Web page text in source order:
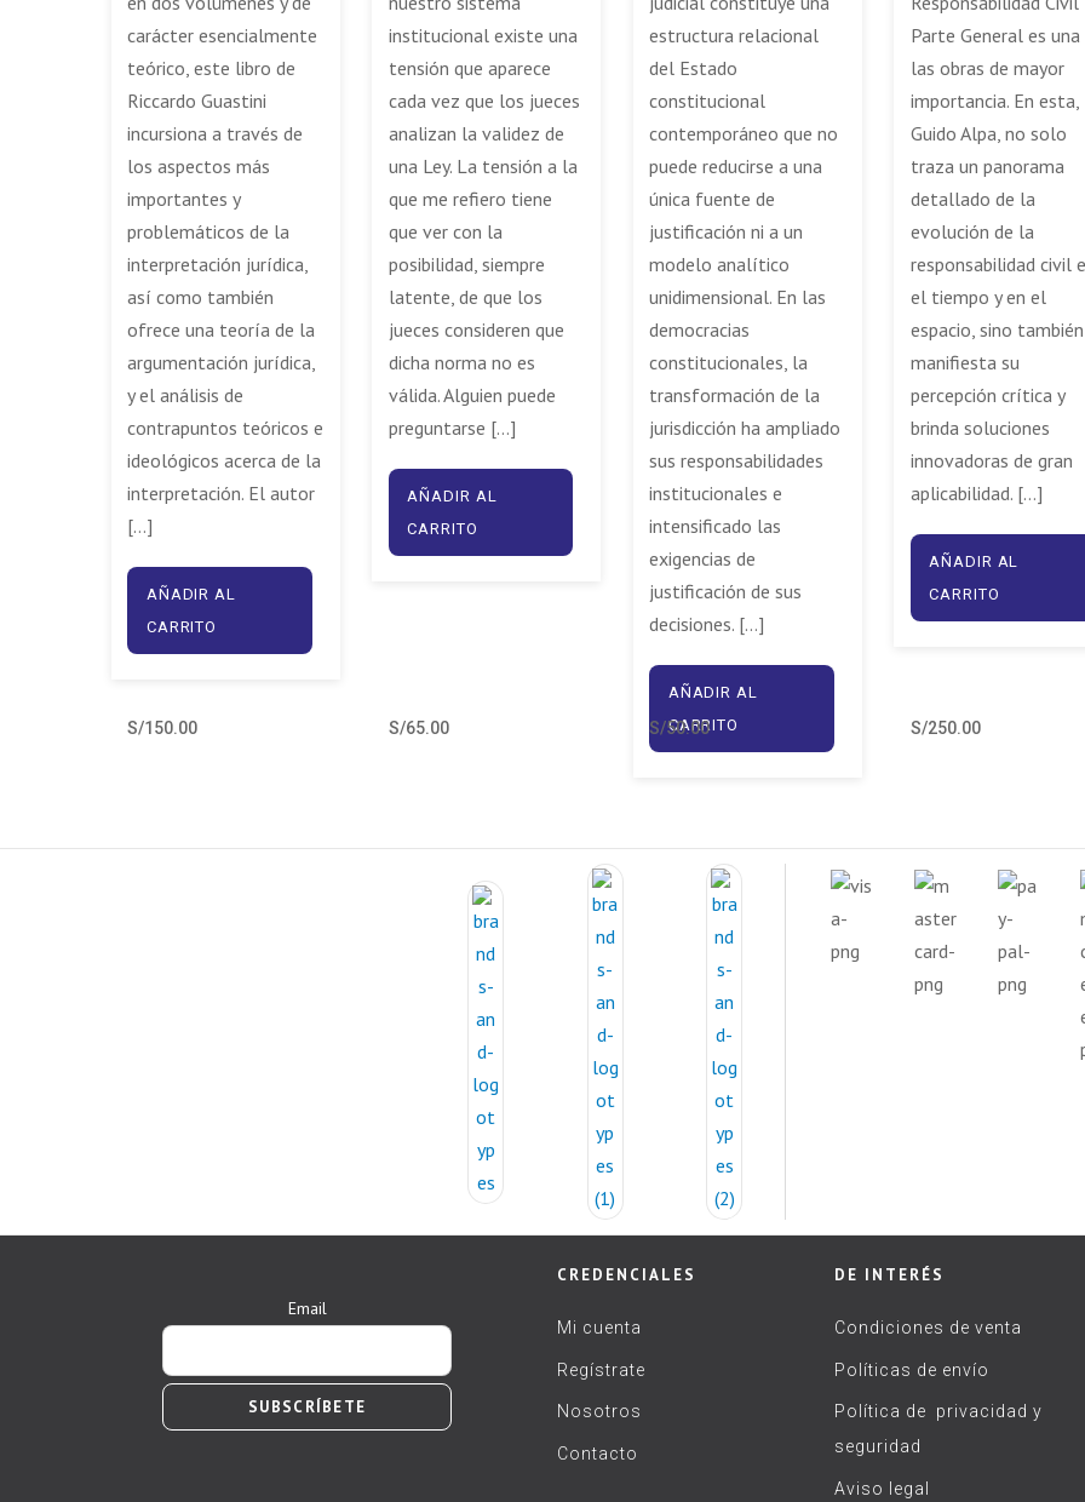
S/150.00
carácter esencialmente
teórico, este libro de
Riccardo Guastini
incursiona a través de
los aspectos más
importantes y
problemáticos de la
interpretación jurídica,
así como también
ofrece una teoría de la
argumentación jurídica,
y el análisis de
contrapuntos teóricos e
ideológicos acerca de la
interpretación. El autor
[…]
AÑADIR AL
CARRITO
S/65.00
institucional existe una
tensión que aparece
cada vez que los jueces
analizan la validez de
una Ley. La tensión a la
que me refiero tiene
que ver con la
posibilidad, siempre
latente, de que los
jueces consideren que
dicha norma no es
válida. Alguien puede
preguntarse […]
AÑADIR AL
CARRITO
S/50.00
estructura relacional
del Estado
constitucional
contemporáneo que no
puede reducirse a una
única fuente de
justificación ni a un
modelo analítico
unidimensional. En las
democracias
constitucionales, la
transformación de la
jurisdicción ha ampliado
sus responsabilidades
institucionales e
intensificado las
exigencias de
justificación de sus
decisiones. […]
AÑADIR AL
CARRITO
S/250.00
Parte General es una
las obras de mayor
importancia. En esta,
Guido Alpa, no solo
traza un panorama
detallado de la
evolución de la
responsabilidad civil
el tiempo y en el
espacio, sino también
manifiesta su
percepción crítica y
brinda soluciones
innovadoras de gran
aplicabilidad. […]
AÑADIR AL
CARRITO
Email
SUBSCRÍBETE
CREDENCIALES
Mi cuenta
Regístrate
Nosotros
Contacto
DE INTERÉS
Condiciones de venta
Políticas de envío
Política de privacidad y
seguridad
Aviso legal